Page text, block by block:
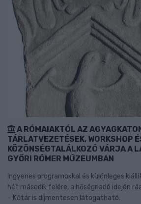
A RÓMAIAKTÓL AZ
TÁRLATVEZETÉSEK, WORKSHOP
KÖZÖNSÉGTALÁLKOZÓ VÁRJA A
GYŐRI RÓMER MÚZEUMBAN
Ingyenes programokkal és különleges
hét második felére, a hőségriadó idején
– Kőtár is díjmentesen látogatható.